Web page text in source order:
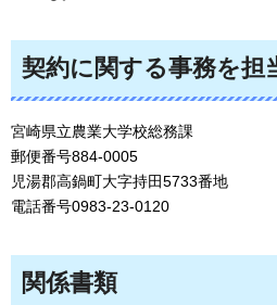
契約に関する事務を担
宮崎県立農業大学校総務課
郵便番号884-0005
児湯郡高鍋町大字持田5733番地
電話番号0983-23-0120
関係書類